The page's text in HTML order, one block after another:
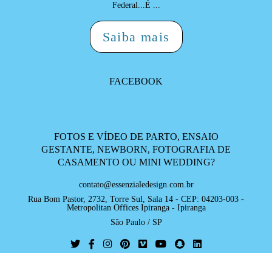
Federal...É ...
Saiba mais
FACEBOOK
FOTOS E VÍDEO DE PARTO, ENSAIO
GESTANTE, NEWBORN, FOTOGRAFIA DE
CASAMENTO OU MINI WEDDING?
contato@essenzialedesign.com.br
Rua Bom Pastor, 2732, Torre Sul, Sala 14 - CEP: 04203-003 -
Metropolitan Offices Ipiranga - Ipiranga
São Paulo / SP